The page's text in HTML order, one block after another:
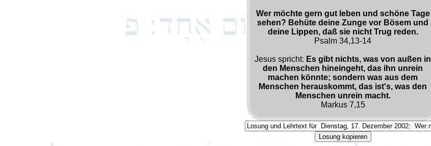
Wer möchte gern gut leben und schöne Tage
sehen? Behüte deine Zunge vor Bösem und
deine Lippen, daß sie nicht Trug reden.
Psalm 34,13-14
Jesus spricht: Es gibt nichts, was von außen in
den Menschen hineingeht, das ihn unrein
machen könnte; sondern was aus dem
Menschen herauskommt, das ist's, was den
Menschen unrein macht.
Markus 7,15
Losung kopieren